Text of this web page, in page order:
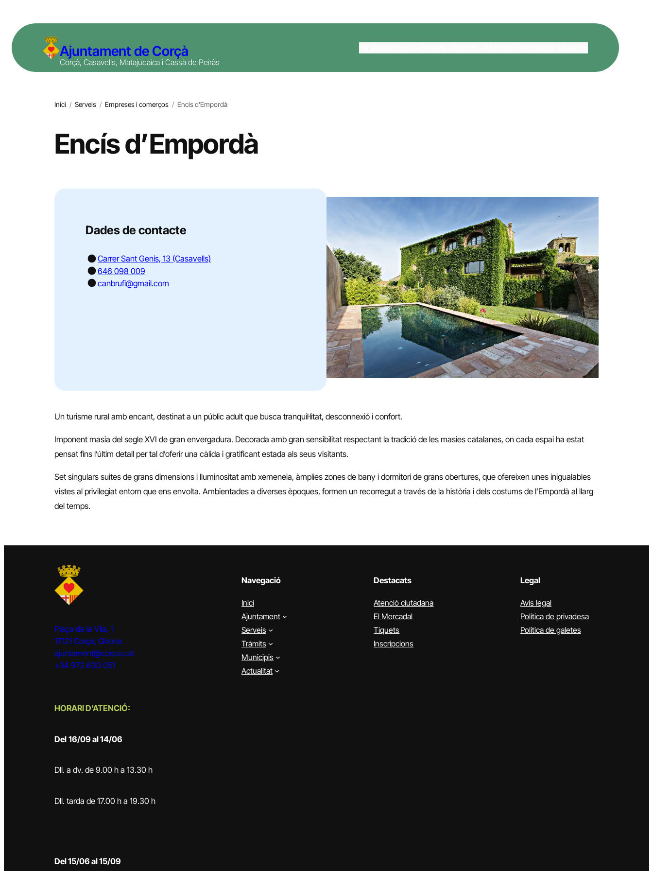
contingut
Ajuntament de Corçà
Corçà, Casavells, Matajudaica i Cassà de Peiràs
Inici / Serveis / Empreses i comerços / Encís d’Empordà
Encís d’Empordà
Dades de contacte
Carrer Sant Genís, 13 (Casavells)
646 098 009
canbrufi@gmail.com
Un turisme rural amb encant, destinat a un públic adult que busca tranquil·litat, desconnexió i confort.
Imponent masia del segle XVI de gran envergadura. Decorada amb gran sensibilitat respectant la tradició de les masies catalanes, on cada espai ha estat
pensat fins l’últim detall per tal d’oferir una càlida i gratificant estada als seus visitants.
Set singulars suites de grans dimensions i lluminositat amb xemeneia, àmplies zones de bany i dormitori de grans obertures, que ofereixen unes inigualables
vistes al privilegiat entorn que ens envolta. Ambientades a diverses èpoques, formen un recorregut a través de la història i dels costums de l’Empordà al llarg
del temps.
Plaça de la Vila, 1
17121 Corçà, Girona
ajuntament@corca.cat
+34 972 630 051
HORARI D’ATENCIÓ:
Del 16/09 al 14/06
Dll. a dv. de 9.00 h a 13.30 h
Dll. tarda de 17.00 h a 19.30 h
Del 15/06 al 15/09
Navegació
Inici
Ajuntament
Serveis
Tràmits
Municipis
Actualitat
Destacats
Atenció ciutadana
El Mercadal
Tiquets
Inscripcions
Legal
Avís legal
Política de privadesa
Política de galetes